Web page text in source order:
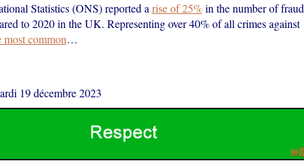
Statistics (ONS) reported a rise of 25%in the number of fraud
to 2020 in the UK. Representing over 40% of all crimes against
most common…
19 décembre 2023